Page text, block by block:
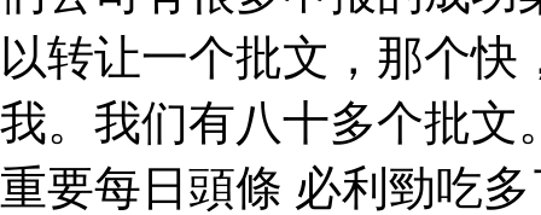
以转让一个批文，那个
我。我们有八十多个批文
重要每日頭條 必利勁吃